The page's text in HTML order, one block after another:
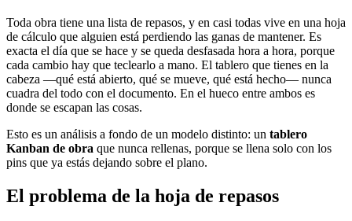
Toda obra tiene una lista de repasos, y en casi todas vive en una hoja
de cálculo que alguien está perdiendo las ganas de mantener. Es
exacta el día que se hace y se queda desfasada hora a hora, porque
cada cambio hay que teclearlo a mano. El tablero que tienes en la
cabeza —qué está abierto, qué se mueve, qué está hecho— nunca
cuadra del todo con el documento. En el hueco entre ambos es
donde se escapan las cosas.
Esto es un análisis a fondo de un modelo distinto: un tablero
Kanban de obra que nunca rellenas, porque se llena solo con los
pins que ya estás dejando sobre el plano.
El problema de la hoja de repasos